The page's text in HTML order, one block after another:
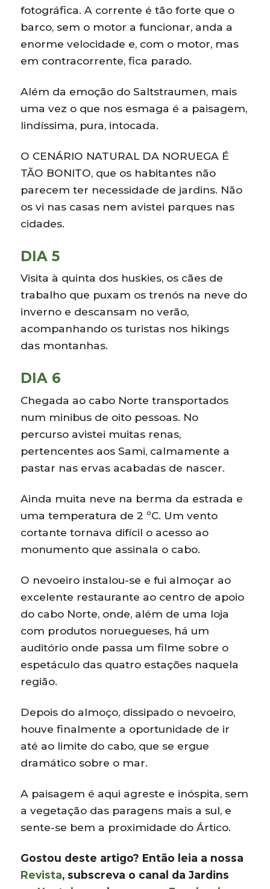
fotográfica. A corrente é tão forte que o
barco, sem o motor a funcionar, anda a
enorme velocidade e, com o motor, mas
em contracorrente, fica parado.
Além da emoção do Saltstraumen, mais
uma vez o que nos esmaga é a paisagem,
lindíssima, pura, intocada.
O CENÁRIO NATURAL DA NORUEGA É
TÃO BONITO, que os habitantes não
parecem ter necessidade de jardins. Não
os vi nas casas nem avistei parques nas
cidades.
DIA 5
Visita à quinta dos huskies, os cães de
trabalho que puxam os trenós na neve do
inverno e descansam no verão,
acompanhando os turistas nos hikings
das montanhas.
DIA 6
Chegada ao cabo Norte transportados
num minibus de oito pessoas. No
percurso avistei muitas renas,
pertencentes aos Sami, calmamente a
pastar nas ervas acabadas de nascer.
Ainda muita neve na berma da estrada e
uma temperatura de 2 ºC. Um vento
cortante tornava difícil o acesso ao
monumento que assinala o cabo.
O nevoeiro instalou-se e fui almoçar ao
excelente restaurante ao centro de apoio
do cabo Norte, onde, além de uma loja
com produtos noruegueses, há um
auditório onde passa um filme sobre o
espetáculo das quatro estações naquela
região.
Depois do almoço, dissipado o nevoeiro,
houve finalmente a oportunidade de ir
até ao limite do cabo, que se ergue
dramático sobre o mar.
A paisagem é aqui agreste e inóspita, sem
a vegetação das paragens mais a sul, e
sente-se bem a proximidade do Ártico.
Gostou deste artigo? Então leia a nossa
Revista, subscreva o canal da Jardins